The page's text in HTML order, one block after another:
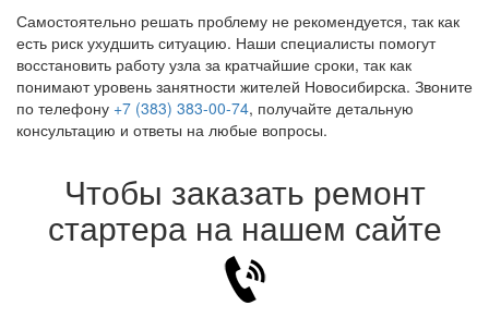
Самостоятельно решать проблему не рекомендуется, так как
есть риск ухудшить ситуацию. Наши специалисты помогут
восстановить работу узла за кратчайшие сроки, так как
понимают уровень занятности жителей Новосибирска. Звоните
по телефону +7 (383) 383-00-74, получайте детальную
консультацию и ответы на любые вопросы.
Чтобы заказать ремонт
стартера на нашем сайте